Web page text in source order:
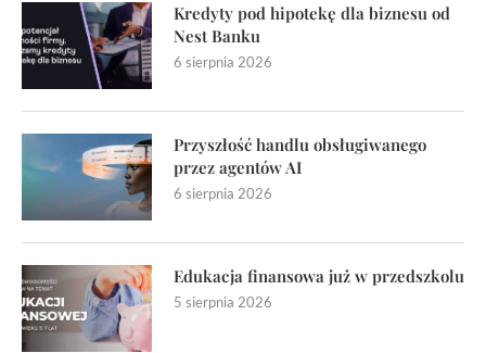
Kredyty pod hipotekę dla biznesu od
Nest Banku
6 sierpnia 2026
Przyszłość handlu obsługiwanego
przez agentów AI
6 sierpnia 2026
Edukacja finansowa już w przedszkolu
5 sierpnia 2026